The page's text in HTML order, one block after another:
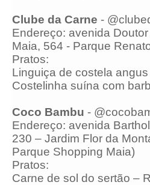
Clube da Carne -
Endereço: avenida
Maia, 564 - Parque
Pratos:
Linguiça de costela
Costelinha suína com
Coco Bambu -
Endereço: avenida
230 – Jardim Flor da
Parque Shopping Maia)
Pratos:
Carne de sol do sertão –